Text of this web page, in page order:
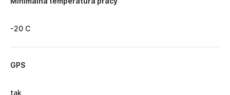
-20 C
GPS
tak